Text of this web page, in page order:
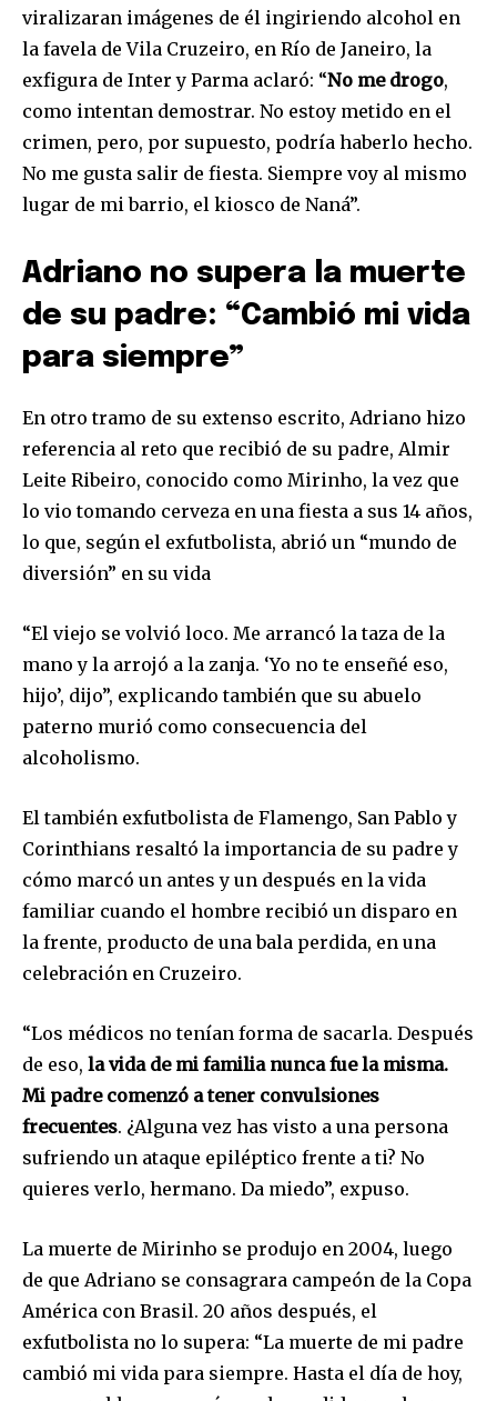
Join our community of
SUBSCRIBERS and be part of the
To subscribe, simply enter your email address on our website
or click the subscribe button below. Don't worry, we respect
your privacy and won't spam your inbox. Your information is
safe with us.
viralizaran imágenes de él ingiriendo alcohol en
la favela de Vila Cruzeiro, en Río de Janeiro, la
exfigura de Inter y Parma aclaró: “No me drogo,
como intentan demostrar. No estoy metido en el
crimen, pero, por supuesto, podría haberlo hecho.
No me gusta salir de fiesta. Siempre voy al mismo
lugar de mi barrio, el kiosco de Naná”.
Adriano no supera la muerte
de su padre: “Cambió mi vida
para siempre”
En otro tramo de su extenso escrito, Adriano hizo
referencia al reto que recibió de su padre, Almir
Leite Ribeiro, conocido como Mirinho, la vez que
lo vio tomando cerveza en una fiesta a sus 14 años,
lo que, según el exfutbolista, abrió un “mundo de
diversión” en su vida
“El viejo se volvió loco. Me arrancó la taza de la
mano y la arrojó a la zanja. ‘Yo no te enseñé eso,
hijo’, dijo”, explicando también que su abuelo
paterno murió como consecuencia del
alcoholismo.
El también exfutbolista de Flamengo, San Pablo y
Corinthians resaltó la importancia de su padre y
cómo marcó un antes y un después en la vida
familiar cuando el hombre recibió un disparo en
la frente, producto de una bala perdida, en una
celebración en Cruzeiro.
“Los médicos no tenían forma de sacarla. Después
de eso, la vida de mi familia nunca fue la misma.
Mi padre comenzó a tener convulsiones
frecuentes. ¿Alguna vez has visto a una persona
sufriendo un ataque epiléptico frente a ti? No
quieres verlo, hermano. Da miedo”, expuso.
La muerte de Mirinho se produjo en 2004, luego
de que Adriano se consagrara campeón de la Copa
América con Brasil. 20 años después, el
exfutbolista no lo supera: “La muerte de mi padre
cambió mi vida para siempre. Hasta el día de hoy,